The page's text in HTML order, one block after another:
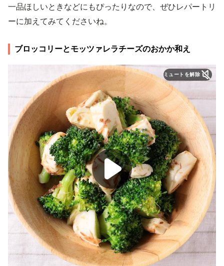
一品ほしいときなどにもぴったりなので、ぜひレパートリ
ーに加えてみてくださいね。
ブロッコリーとモッツァレラチーズのおかか和え
ミュートを解除